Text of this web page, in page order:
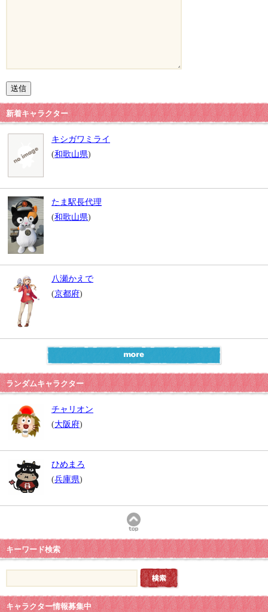
新着キャラクター
キシガワミライ
(和歌山県)
たま駅長代理
(和歌山県)
八瀬かえで
(京都府)
ランダムキャラクター
チャリオン
(大阪府)
ひめまろ
(兵庫県)
キーワード検索
キャラクター情報募集中